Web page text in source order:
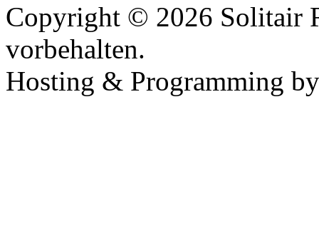
Copyright © 2026 Solitair
vorbehalten.
Hosting & Programming